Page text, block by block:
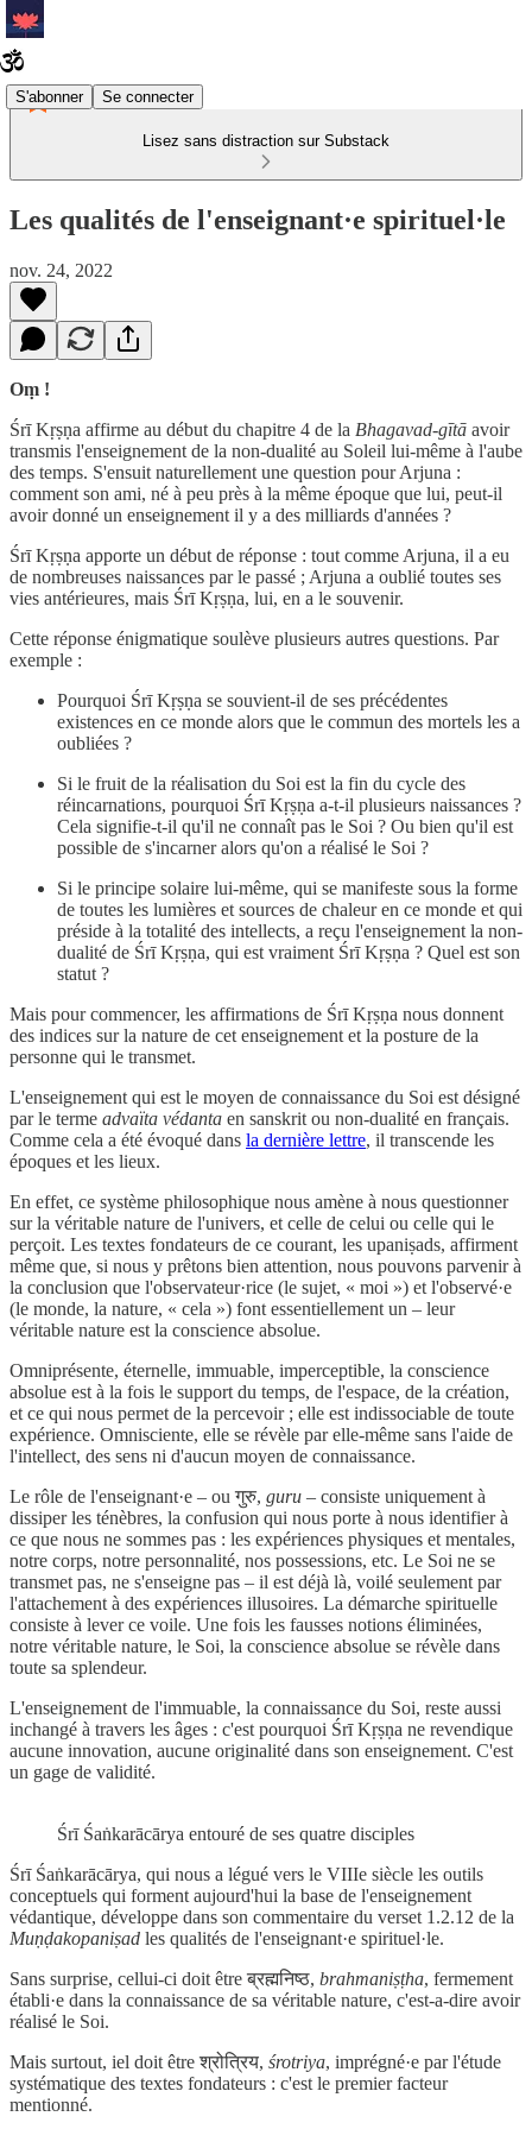
S'abonner Se connecter
Lisez sans distraction sur Substack
Les qualités de l'enseignant·e spirituel·le
nov. 24, 2022
Oṃ !
Śrī Kṛṣṇa affirme au début du chapitre 4 de la Bhagavad-gītā avoir
transmis l'enseignement de la non-dualité au Soleil lui-même à l'aube
des temps. S'ensuit naturellement une question pour Arjuna :
comment son ami, né à peu près à la même époque que lui, peut-il
avoir donné un enseignement il y a des milliards d'années ?
Śrī Kṛṣṇa apporte un début de réponse : tout comme Arjuna, il a eu
de nombreuses naissances par le passé ; Arjuna a oublié toutes ses
vies antérieures, mais Śrī Kṛṣṇa, lui, en a le souvenir.
Cette réponse énigmatique soulève plusieurs autres questions. Par
exemple :
Pourquoi Śrī Kṛṣṇa se souvient-il de ses précédentes
existences en ce monde alors que le commun des mortels les a
oubliées ?
Si le fruit de la réalisation du Soi est la fin du cycle des
réincarnations, pourquoi Śrī Kṛṣṇa a-t-il plusieurs naissances ?
Cela signifie-t-il qu'il ne connaît pas le Soi ? Ou bien qu'il est
possible de s'incarner alors qu'on a réalisé le Soi ?
Si le principe solaire lui-même, qui se manifeste sous la forme
de toutes les lumières et sources de chaleur en ce monde et qui
préside à la totalité des intellects, a reçu l'enseignement la non-
dualité de Śrī Kṛṣṇa, qui est vraiment Śrī Kṛṣṇa ? Quel est son
statut ?
Mais pour commencer, les affirmations de Śrī Kṛṣṇa nous donnent
des indices sur la nature de cet enseignement et la posture de la
personne qui le transmet.
L'enseignement qui est le moyen de connaissance du Soi est désigné
par le terme advaïta védanta en sanskrit ou non-dualité en français.
Comme cela a été évoqué dans la dernière lettre, il transcende les
époques et les lieux.
En effet, ce système philosophique nous amène à nous questionner
sur la véritable nature de l'univers, et celle de celui ou celle qui le
perçoit. Les textes fondateurs de ce courant, les upaniṣads, affirment
même que, si nous y prêtons bien attention, nous pouvons parvenir à
la conclusion que l'observateur·rice (le sujet, « moi ») et l'observé·e
(le monde, la nature, « cela ») font essentiellement un – leur
véritable nature est la conscience absolue.
Omniprésente, éternelle, immuable, imperceptible, la conscience
absolue est à la fois le support du temps, de l'espace, de la création,
et ce qui nous permet de la percevoir ; elle est indissociable de toute
expérience. Omnisciente, elle se révèle par elle-même sans l'aide de
l'intellect, des sens ni d'aucun moyen de connaissance.
Le rôle de l'enseignant·e – ou गुरु, guru – consiste uniquement à
dissiper les ténèbres, la confusion qui nous porte à nous identifier à
ce que nous ne sommes pas : les expériences physiques et mentales,
notre corps, notre personnalité, nos possessions, etc. Le Soi ne se
transmet pas, ne s'enseigne pas – il est déjà là, voilé seulement par
l'attachement à des expériences illusoires. La démarche spirituelle
consiste à lever ce voile. Une fois les fausses notions éliminées,
notre véritable nature, le Soi, la conscience absolue se révèle dans
toute sa splendeur.
L'enseignement de l'immuable, la connaissance du Soi, reste aussi
inchangé à travers les âges : c'est pourquoi Śrī Kṛṣṇa ne revendique
aucune innovation, aucune originalité dans son enseignement. C'est
un gage de validité.
Śrī Śaṅkarācārya entouré de ses quatre disciples
Śrī Śaṅkarācārya, qui nous a légué vers le VIIIe siècle les outils
conceptuels qui forment aujourd'hui la base de l'enseignement
védantique, développe dans son commentaire du verset 1.2.12 de la
Muṇḍakopaniṣad les qualités de l'enseignant·e spirituel·le.
Sans surprise, cellui-ci doit être ब्रह्मनिष्ठ, brahmaniṣṭha, fermement
établi·e dans la connaissance de sa véritable nature, c'est-a-dire avoir
réalisé le Soi.
Mais surtout, iel doit être श्रोत्रिय, śrotriya, imprégné·e par l'étude
systématique des textes fondateurs : c'est le premier facteur
mentionné.